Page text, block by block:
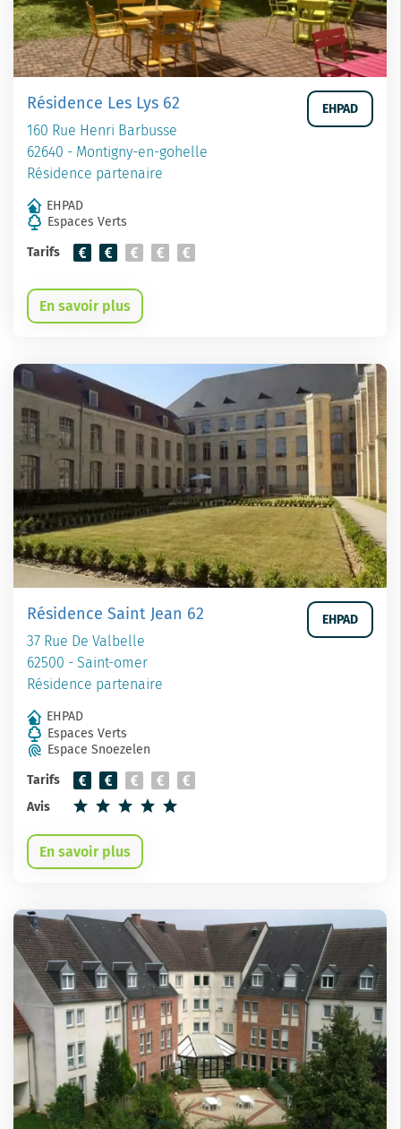
Résidence Les Lys 62
160 Rue Henri Barbusse
62640 - Montigny-en-gohelle
Résidence partenaire
EHPAD
EHPAD
Espaces Verts
Tarifs
En savoir plus
Résidence Saint Jean 62
37 Rue De Valbelle
62500 - Saint-omer
Résidence partenaire
EHPAD
EHPAD
Espaces Verts
Espace Snoezelen
Tarifs
Avis
En savoir plus